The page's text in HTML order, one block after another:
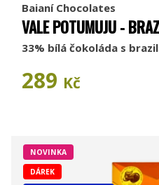
Baianí Chocolates
VALE POTUMUJU -
33% bílá čokoláda s
289 Kč
NOVINKA
DÁREK